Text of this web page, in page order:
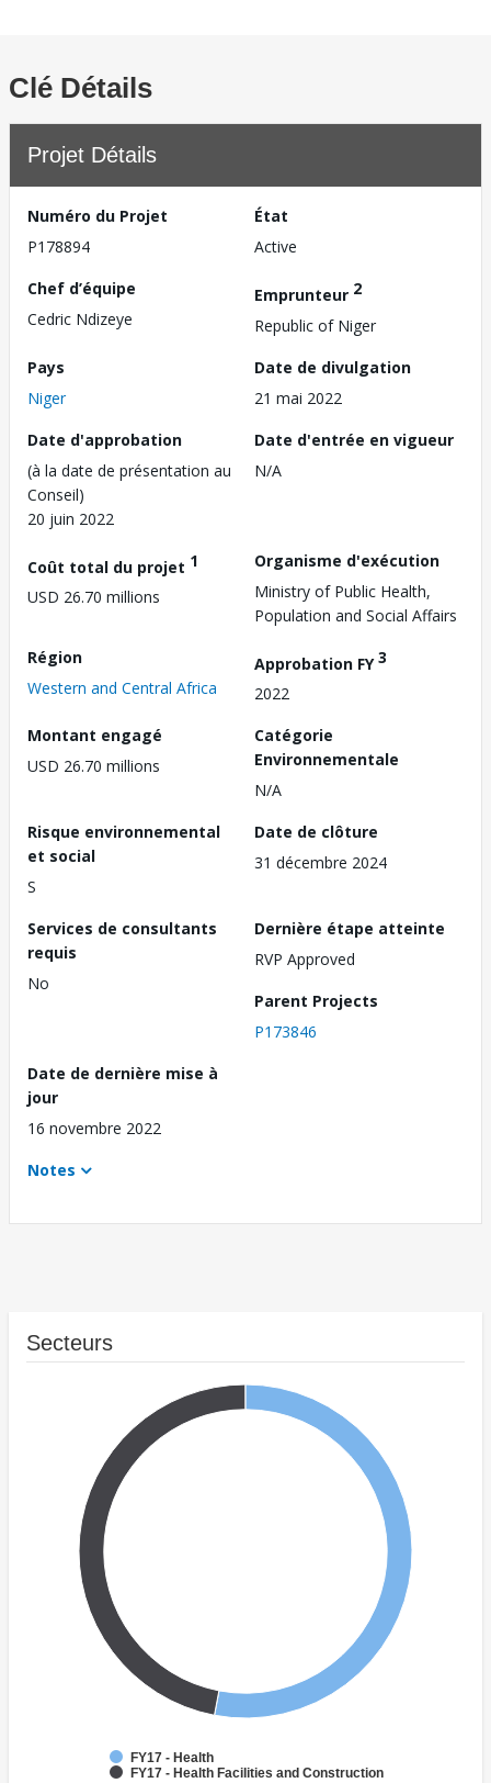
Clé Détails
Projet Détails
Numéro du Projet
P178894
État
Active
Chef d’équipe
Cedric Ndizeye
Emprunteur 2
Republic of Niger
Pays
Niger
Date de divulgation
21 mai 2022
Date d'approbation
(à la date de présentation au
Conseil)
20 juin 2022
Date d'entrée en vigueur
N/A
Coût total du projet 1
USD 26.70 millions
Organisme d'exécution
Ministry of Public Health,
Population and Social Affairs
Région
Western and Central Africa
Approbation FY3
2022
Montant engagé
USD 26.70 millions
Catégorie
Environnementale
N/A
Risque environnemental
et social
S
Date de clôture
31 décembre 2024
Services de consultants
requis
No
Dernière étape atteinte
RVP Approved
Parent Projects
P173846
Date de dernière mise à
jour
16 novembre 2022
Notes
Secteurs
FY17 - Health
FY17 - Health Facilities and Construction